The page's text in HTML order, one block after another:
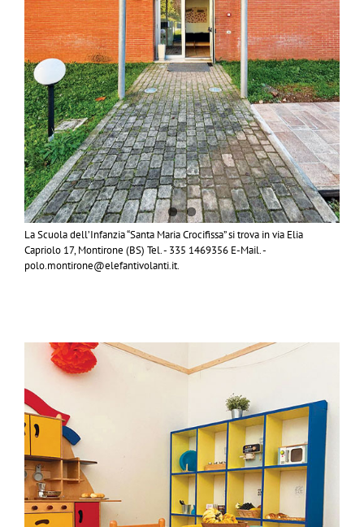
La Scuola dell’Infanzia “Santa Maria Crocifissa” si trova in via Elia
Capriolo 17, Montirone (BS) Tel. - 335 1469356 E-Mail. -
polo.montirone@elefantivolanti.it.